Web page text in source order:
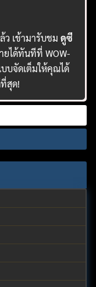
เข้ามารับชมดูซี
ได้ทันทีที่ WOW-
บบจัดเต็มให้คุณได้
สุด!